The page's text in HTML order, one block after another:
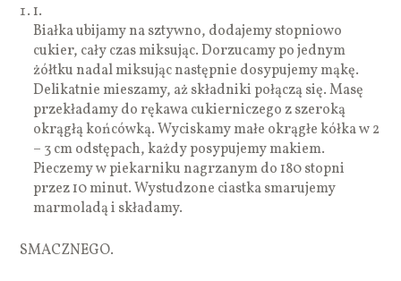
1.
Białka ubijamy na sztywno, dodajemy stopniowo
cukier, cały czas miksując. Dorzucamy po jednym
żółtku nadal miksując następnie dosypujemy mąkę.
Delikatnie mieszamy, aż składniki połączą się. Masę
przekładamy do rękawa cukierniczego z szeroką
okrągłą końcówką. Wyciskamy małe okrągłe kółka w 2
– 3 cm odstępach, każdy posypujemy makiem.
Pieczemy w piekarniku nagrzanym do 180 stopni
przez 10 minut. Wystudzone ciastka smarujemy
marmoladą i składamy.
SMACZNEGO.